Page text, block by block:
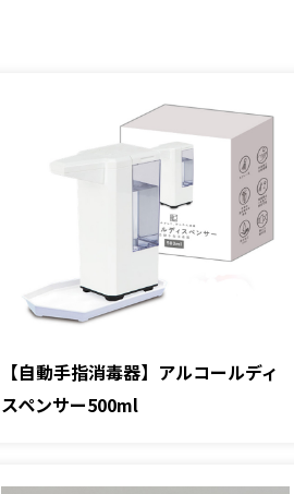
【自動手指消毒器】アルコールディ
スペンサー500ml